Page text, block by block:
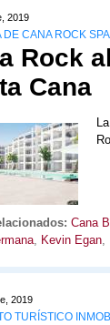
2019
DE CANA ROCK
Rock
Cana
Cana
, Kevin Egan,
2019
TURÍSTICO